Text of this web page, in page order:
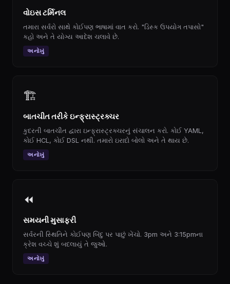
વોઇસ ટર્મિનલ
તમારા સર્વરો સાથે કોઈપણ ભાષામાં વાત કરો. "ડિસ્ક ઉપયોગ તપાસો"
કહો અને તે યોગ્ય આદેશ ચલાવે છે.
અનોખું
🏗
બાતચીત તરીકે ઇન્ફ્રાસ્ટ્રક્ચર
કુદરતી બાતચીત દ્વારા ઇન્ફ્રાસ્ટ્રક્ચરનું સંચાલન કરો. કોઈ YAML,
કોઈ HCL, કોઈ DSL નથી. તમારો ઇરાદો બોલો અને તે થાય છે.
અનોખું
⏪
સમયની મુસાફરી
સર્વરની સ્થિતિને કોઈપણ બિંદુ પર પાછું ખેંચો. 3pm અને 3:15pmના
ક્રેશ વચ્ચે શું બદલાયું તે જુઓ.
અનોખું